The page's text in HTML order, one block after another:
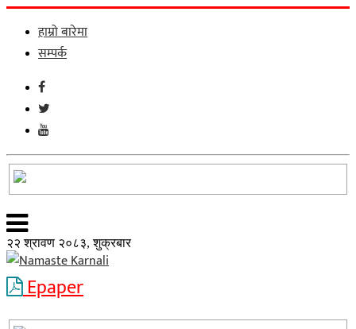
हाम्रो बारेमा
सम्पर्क
२२ श्रावण २०८३, शुक्रबार
Epaper